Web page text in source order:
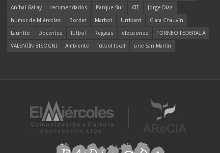
Aníbal Gallay
recomendados Parque Sur ATE
Jorge Díaz
humor de Miércoles
Bordet Marbot Urribarri
Clara Chauvín
Lauritto
Docentes fútbol Regatas elecciones
TORNEO FEDERAL A
VALENTÍN BISOGNI
Ambiente fútbol local cine San Martín